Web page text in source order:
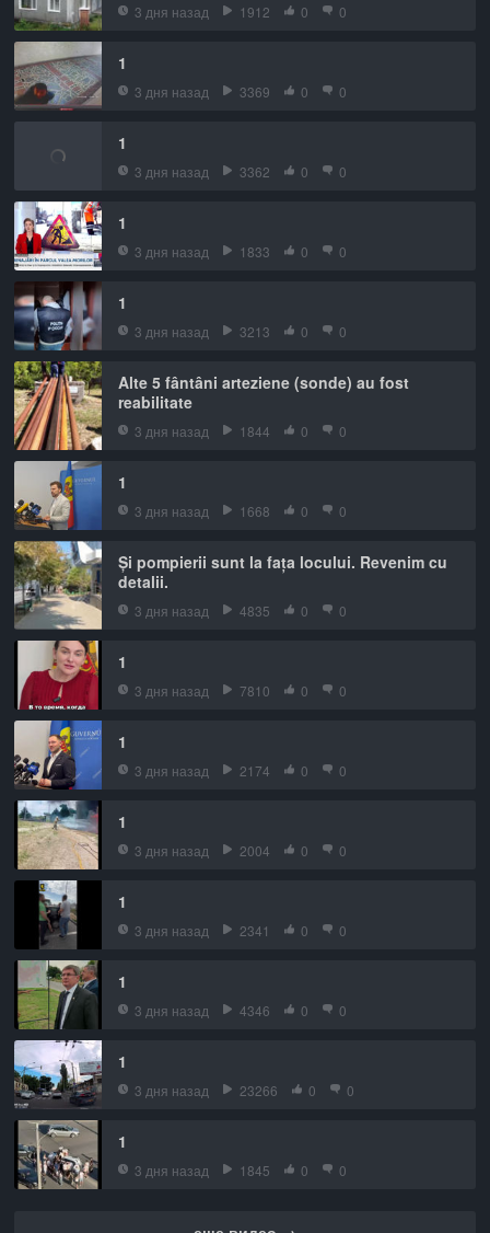
3 дня назад 1912 0 0
1
3 дня назад 3369 0 0
1
3 дня назад 3362 0 0
1
3 дня назад 1833 0 0
1
3 дня назад 3213 0 0
Alte 5 fântâni arteziene (sonde) au fost
reabilitate
3 дня назад 1844 0 0
1
3 дня назад 1668 0 0
Și pompierii sunt la fața locului. Revenim cu
detalii.
3 дня назад 4835 0 0
1
3 дня назад 7810 0 0
1
3 дня назад 2174 0 0
1
3 дня назад 2004 0 0
1
3 дня назад 2341 0 0
1
3 дня назад 4346 0 0
1
3 дня назад 23266 0 0
1
3 дня назад 1845 0 0